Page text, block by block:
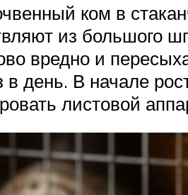
ком в
из большого
вредно и
день. В начале
листовой